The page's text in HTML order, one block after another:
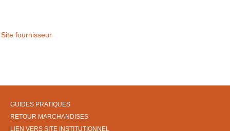
Site fournisseur
GUIDES PRATIQUES
RETOUR MARCHANDISES
LIEN VERS SITE INSTITUTIONNEL